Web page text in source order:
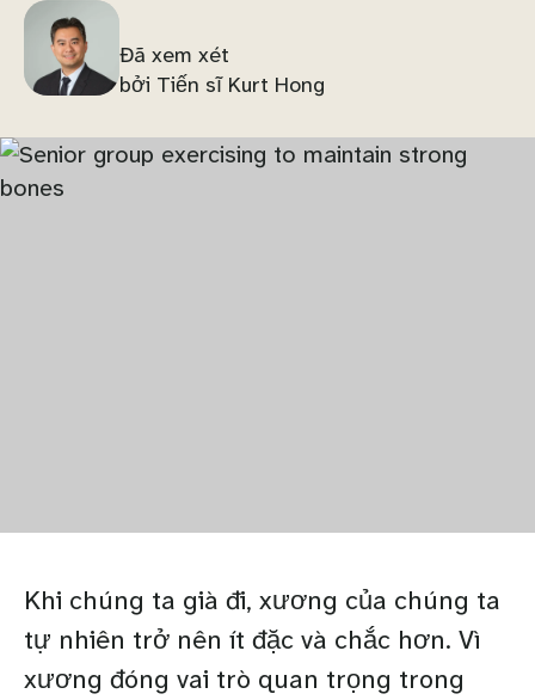
Đã xem xét
bởi Tiến sĩ Kurt Hong
Khi chúng ta già đi, xương của chúng ta
tự nhiên trở nên ít đặc và chắc hơn. Vì
xương đóng vai trò quan trọng trong